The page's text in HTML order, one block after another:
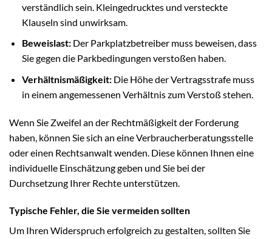
verständlich sein. Kleingedrucktes und versteckte
Klauseln sind unwirksam.
Beweislast:Der Parkplatzbetreiber muss beweisen, dass
Sie gegen die Parkbedingungen verstoßen haben.
Verhältnismäßigkeit:Die Höhe der Vertragsstrafe muss
in einem angemessenen Verhältnis zum Verstoß stehen.
Wenn Sie Zweifel an der Rechtmäßigkeit der Forderung
haben, können Sie sich an eine Verbraucherberatungsstelle
oder einen Rechtsanwalt wenden. Diese können Ihnen eine
individuelle Einschätzung geben und Sie bei der
Durchsetzung Ihrer Rechte unterstützen.
Typische Fehler, die Sie vermeiden sollten
Um Ihren Widerspruch erfolgreich zu gestalten, sollten Sie